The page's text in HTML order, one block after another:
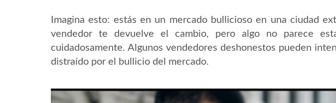
Imagina esto: estás en un mercado bullicioso en una ciudad
vendedor te devuelve el cambio, pero algo no parece
cuidadosamente. Algunos vendedores deshonestos pueden
distraído por el bullicio del mercado.